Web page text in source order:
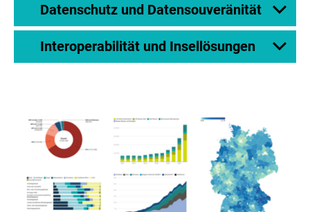
Datenschutz und Datensouveränität
Interoperabilität und Insellösungen